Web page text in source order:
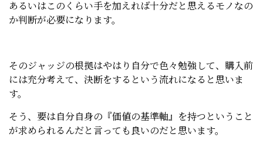
あるいはこのくらい手を加えれば十分だと思えるモノなの
か判断が必要になります。
そのジャッジの根拠はやはり自分で色々勉強して、購入前
には充分考えて、決断をするという流れになると思いま
す。
そう、要は自分自身の『価値の基準軸』を持つということ
が求められるんだと言っても良いのだと思います。